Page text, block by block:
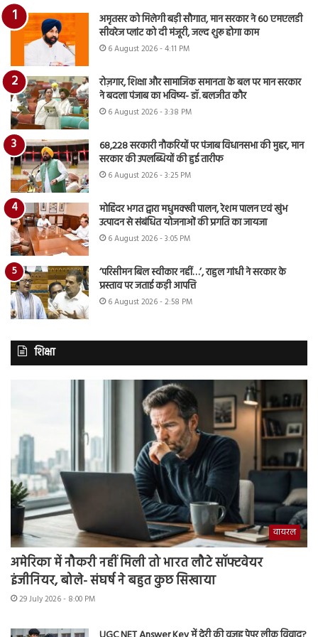
अमृतसर को मिलेगी बड़ी सौगात, मान सरकार ने 60 एमएलडी
सीवरेज प्लांट को दी मंजूरी, जल्द शुरू होगा काम
6 August 2026 - 4:11 PM
रोज़गार, शिक्षा और सामाजिक समानता के बल पर मान सरकार
ने बदला पंजाब का भविष्य- डॉ. बलजीत कौर
6 August 2026 - 3:38 PM
68,228 सरकारी नौकरियों पर पंजाब विधानसभा की मुहर, मान
सरकार की उपलब्धियों की हुई तारीफ
6 August 2026 - 3:25 PM
मोहिंदर भगत द्वारा मधुमक्खी पालन, रेशम पालन एवं खुंभ
उत्पादन से संबंधित योजनाओं की प्रगति का जायजा
6 August 2026 - 3:05 PM
‘परिसीमन बिल स्वीकार नहीं…’, राहुल गांधी ने सरकार के
प्रस्ताव पर जताई कड़ी आपत्ति
6 August 2026 - 2:58 PM
शिक्षा
वायरल
अमेरिका में नौकरी नहीं मिली तो भारत लौटे सॉफ्टवेयर
इंजीनियर, बोले- संघर्ष ने बहुत कुछ सिखाया
29 July 2026 - 8:00 PM